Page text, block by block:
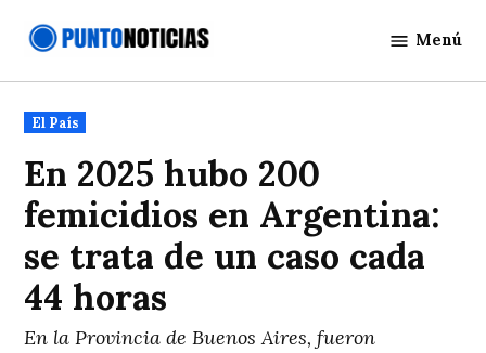
Noticias
Menú
Publicado
en
El País
En 2025 hubo 200
femicidios en Argentina:
se trata de un caso cada
44 horas
En la Provincia de Buenos Aires, fueron